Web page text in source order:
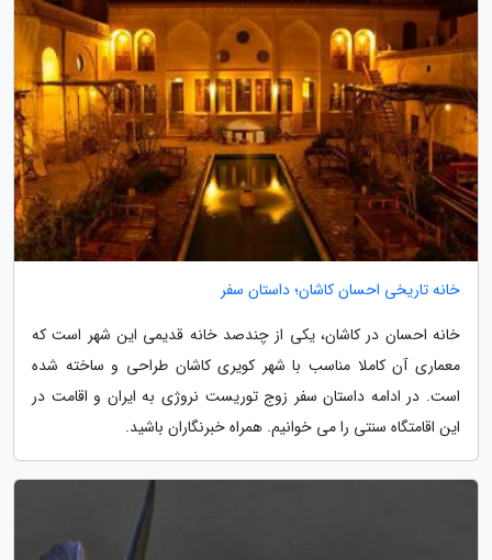
خانه تاریخی احسان کاشان؛ داستان سفر
خانه احسان در کاشان، یکی از چندصد خانه قدیمی این شهر است که
معماری آن کاملا مناسب با شهر کویری کاشان طراحی و ساخته شده
است. در ادامه داستان سفر زوج توریست نروژی به ایران و اقامت در
این اقامتگاه سنتی را می خوانیم. همراه خبرنگاران باشید.